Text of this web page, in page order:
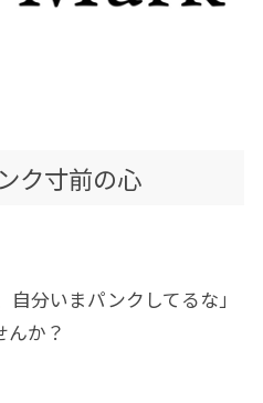
ク寸前の心
分いまパンクしてるな」
んか？